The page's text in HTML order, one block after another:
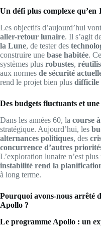
Un défi plus complexe qu’en
Les objectifs d’aujourd’hui
aller-retour lunaire. Il s’agit
la Lune, de tester des
construire une base habitée.
systèmes plus robustes,
aux normes de sécurité
rend le projet bien plus difficile
Des budgets fluctuants et
Dans les années 60, la course
stratégique. Aujourd’hui, les
alternances politiques, des
concurrence d’autres
L’exploration lunaire n’est plus
instabilité rend la
à long terme.
Pourquoi avons-nous arrêté
Apollo ?
Le programme Apollo : un